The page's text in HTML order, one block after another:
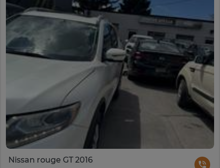
Nissan rouge GT 2016